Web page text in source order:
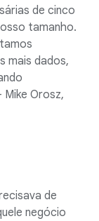
de cinco
tamanho.
mais dados,
Orosz,
de
negócio